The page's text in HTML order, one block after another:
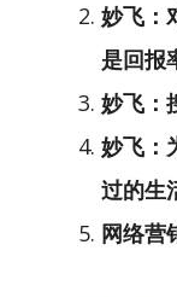
妙飞：
是回报
妙飞：
妙飞：
过的生
网络营